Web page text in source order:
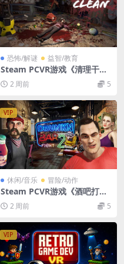
恐怖/解谜 益智/教育
Steam PCVR游戏《清理干净
VR》Wiped Clean VR
2 周前 5
VIP
休闲/音乐 冒险/动作
Steam PCVR游戏《酒吧打架
2》Drunkn Bar Fight 2
2 周前 5
VIP